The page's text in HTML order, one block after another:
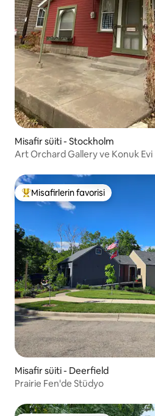
Misafir süiti - Stockholm
Art Orchard Gallery ve Konuk Evi
Misafirlerin favorilerinden en
Misafirlerin favorisi
Misafir süiti - Deerfield
Prairie Fen'de Stüdyo